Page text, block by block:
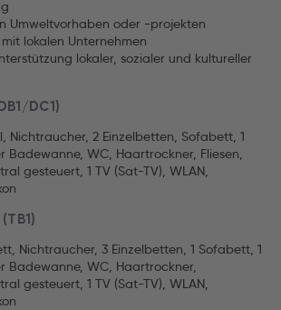
Umweltvorhaben oder -projekten
lokalen Unternehmen
lokaler, sozialer und kultureller
DC1)
Nichtraucher, 2 Einzelbetten, Sofabett, 1
Badewanne, WC, Haartrockner, Fliesen,
gesteuert, 1 TV (Sat-TV), WLAN,
Nichtraucher, 3 Einzelbetten, 1 Sofabett, 1
Badewanne, WC, Haartrockner,
gesteuert, 1 TV (Sat-TV), WLAN,